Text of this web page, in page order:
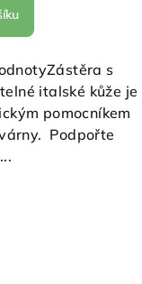
s
italské kůže je
pomocníkem
Podpořte